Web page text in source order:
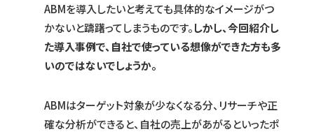
ABMを導入したいと考えても具体的なイメージがつ
かないと躊躇ってしまうものです。しかし、今回紹介し
た導入事例で、自社で使っている想像ができた方も多
いのではないでしょうか。
ABMはターゲット対象が少なくなる分、リサーチや正
確な分析ができると、自社の売上があがるといったポ